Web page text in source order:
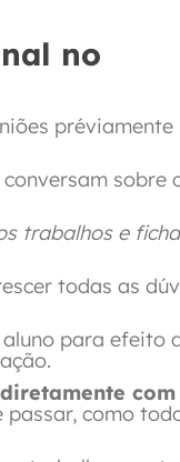
no
préviamente
sobre
trabalhos e
todas as
para efeito
com
passar, como